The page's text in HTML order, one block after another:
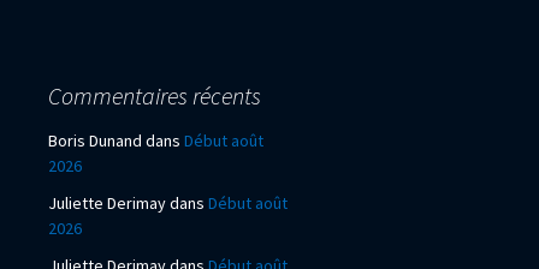
Commentaires récents
Boris Dunand dans Début août
2026
Juliette Derimaydans Début août
2026